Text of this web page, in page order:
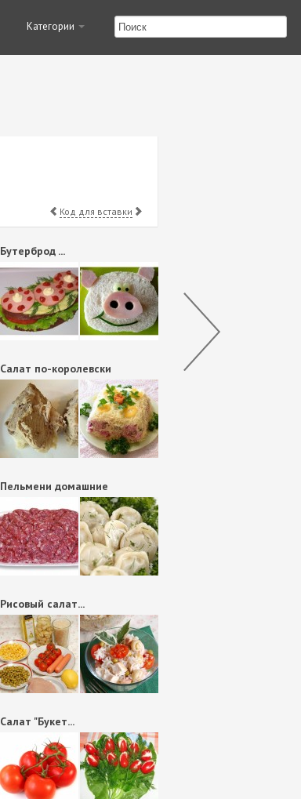
Категории
Код для вставки
Бутерброд ...
Салат по-королевски
Пельмени домашние
Рисовый салат...
Салат "Букет...